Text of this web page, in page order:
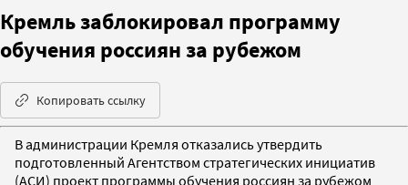
Кремль заблокировал программу
обучения россиян за рубежом
Копировать ссылку
В администрации Кремля отказались утвердить
подготовленный Агентством стратегических инициатив
(АСИ) проект программы обучения россиян за рубежом